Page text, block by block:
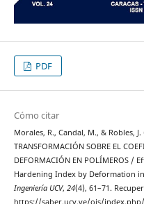
PDF
Cómo citar
Morales, R., Candal, M., & Robles, J.
TRANSFORMACIÓN SOBRE EL
DEFORMACIÓN EN POLÍMEROS
Hardening Index by Deformation
Ingeniería UCV, 24(4), 61–71.
https://saber.ucv.ve/ojs/